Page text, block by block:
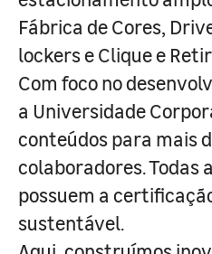
Fábrica de Cores,
lockers e Clique e
Com foco no
a Universidade
conteúdos para mais
colaboradores. Todas
possuem a
sustentável.